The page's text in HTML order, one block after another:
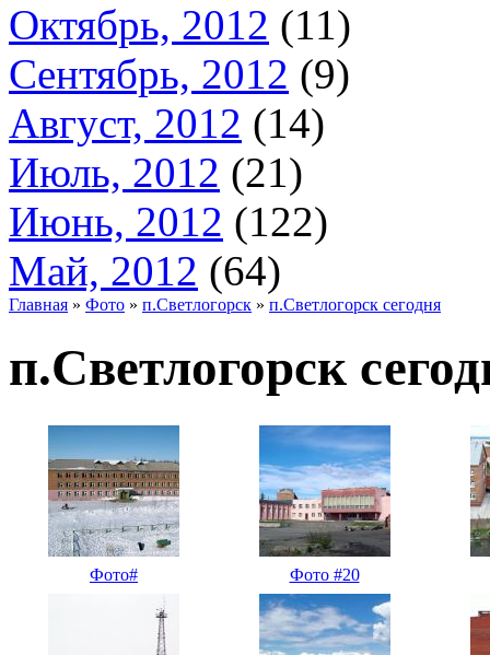
Октябрь, 2012 (11)
Сентябрь, 2012 (9)
Август, 2012 (14)
Июль, 2012 (21)
Июнь, 2012 (122)
Май, 2012 (64)
Главная » Фото » п.Светлогорск » п.Светлогорск сегодня
п.Светлогорск
Фото# Фото #20